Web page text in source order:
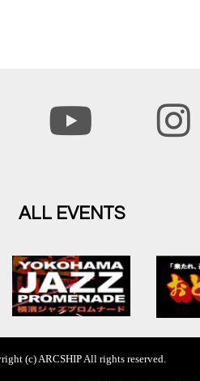
ALL EVENTS
(c) ARCSHIP All rights reserved.